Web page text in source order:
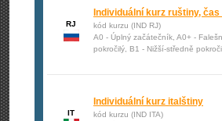
RJ
Individuální kurz ruštiny,
kód kurzu (IND RJ)
A0 - Úplný začátečník, A0+ -
pokročilý, B1 - Nižší-středně
IT
Individuální kurz italštiny
kód kurzu (IND ITA)